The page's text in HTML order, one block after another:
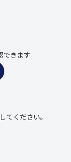
できます
てください。